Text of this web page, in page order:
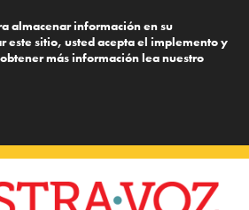
almacenar información en su
este sitio, usted acepta el implemento y
más información lea nuestro